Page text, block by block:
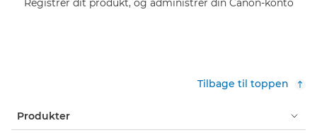
Registrér dit produkt, og administrér din Canon-konto
Tilbage til toppen
Produkter